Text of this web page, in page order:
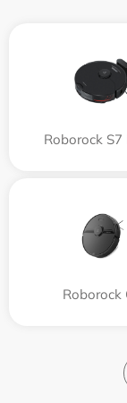
Roborock S7
Roborock